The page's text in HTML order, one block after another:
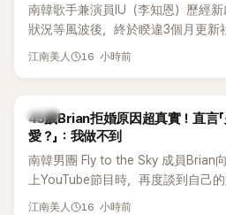
南韓歌手兼演員IU（李知恩）歷經
狀況等風波後，終於睽違3個月更新
張近況照，讓大批粉絲又驚又喜。不
江南美人 16 小時前
韓星
45歲Brian拒婚原因超真實！直言
愛？」：我做不到
南韓男團 Fly to the Sky 成員Brian
上YouTube節目時，再度談到自己
另一半的口臭、便便臭都要愛」這種
江南美人 16 小時前